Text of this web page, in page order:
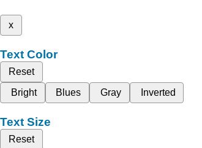
x
Text Color
Reset
Bright
Blues Gray Inverted
Text Size
Reset